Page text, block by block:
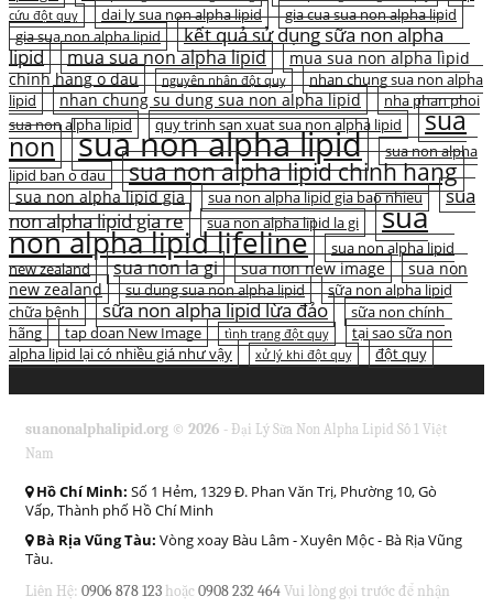
cứu đột quỵ
dai ly sua non alpha lipid
gia cua sua non alpha lipid
gia sua non alpha lipid
kết quả sử dụng sữa non alpha
lipid
mua sua non alpha lipid
mua sua non alpha lipid
chinh hang o dau
nguyên nhân đột quỵ
nhan chung sua non alpha
lipid
nhan chung su dung sua non alpha lipid
nha phan phoi
sua non alpha lipid
quy trinh san xuat sua non alpha lipid sua
non sua non alpha lipid
sua non alpha
lipid ban o dau
sua non alpha lipid chinh hang
sua non alpha lipid gia sua non alpha lipid gia bao nhieu
sua
non alpha lipid gia re
sua non alpha lipid la gi sua
non alpha lipid lifeline
sua non alpha lipid
new zealand
sua non la gi sua non new image
sua non
new zealand
su dung sua non alpha lipid
sữa non alpha lipid
chữa bệnh
sữa non alpha lipid lừa đảo
sữa non chính
hãng
tap doan New Image tình trạng đột quỵ
tại sao sữa non
alpha lipid lại có nhiều giá như vậy
xử lý khi đột quỵ đột quỵ
suanonalphalipid.org © 2026 - Đại Lý Sữa Non Alpha Lipid Số 1 Việt
Nam
Hồ Chí Minh: Số 1 Hẻm, 1329 Đ. Phan Văn Trị, Phường 10, Gò
Vấp, Thành phố Hồ Chí Minh
Bà Rịa Vũng Tàu: Vòng xoay Bàu Lâm - Xuyên Mộc - Bà Rịa Vũng
Tàu.
Liên Hệ: 0906 878 123 hoặc0908 232 464Vui lòng gọi trước để nhận